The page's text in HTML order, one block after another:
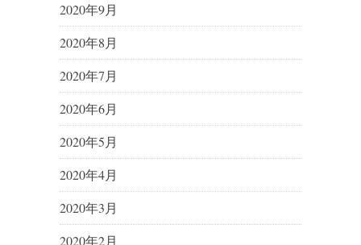
2020年9月
2020年8月
2020年7月
2020年6月
2020年5月
2020年4月
2020年3月
2020年2月